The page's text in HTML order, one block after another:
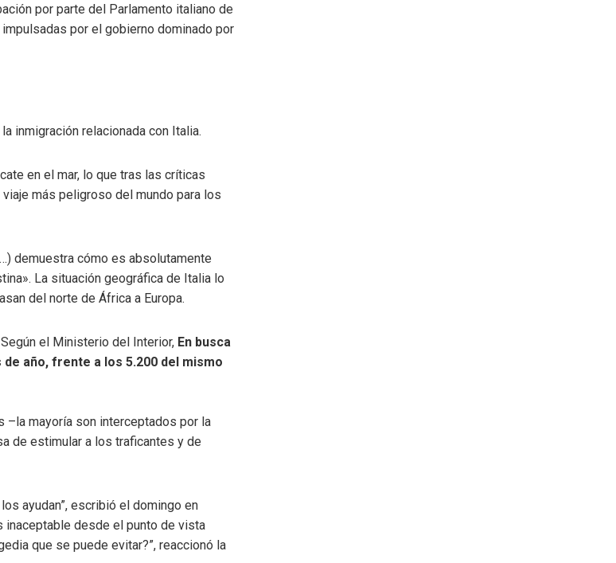
por parte del Parlamento italiano de
por el gobierno dominado por
inmigración relacionada con Italia.
en el mar, lo que tras las críticas
más peligroso del mundo para los
demuestra cómo es absolutamente
La situación geográfica de Italia lo
del norte de África a Europa.
el Ministerio del Interior, En busca
año, frente a los 5.200 del mismo
–la mayoría son interceptados por la
de estimular a los traficantes y de
ayudan”, escribió el domingo en
inaceptable desde el punto de vista
que se puede evitar?”, reaccionó la